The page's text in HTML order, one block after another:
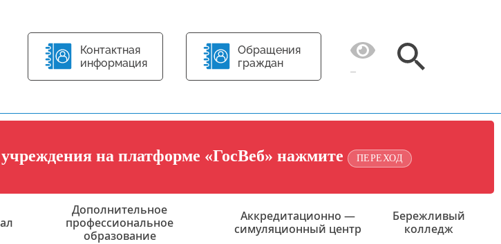
Контактная
информация
Обращения
граждан
на платформе «ГосВеб» нажмите ПЕРЕХОД
Дополнительное
профессиональное
образование
Аккредитационно —
симуляционный центр
Бережливый
колледж